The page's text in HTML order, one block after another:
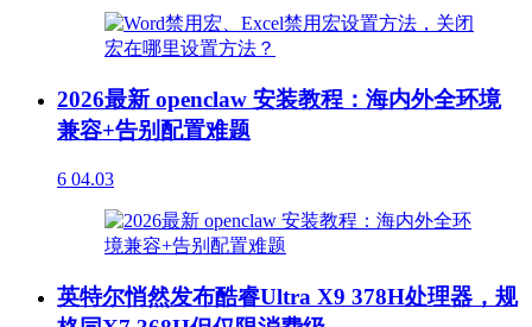
2026最新 openclaw 安装教程：海内外全环境
兼容+告别配置难题
6 04.03
英特尔悄然发布酷睿Ultra X9 378H处理器，规